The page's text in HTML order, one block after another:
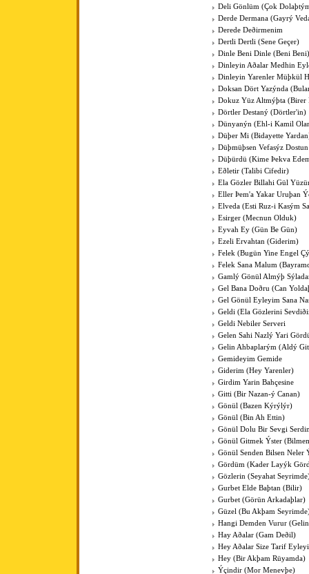
Deli Gönlüm (Çok
Derde Dermana (Gayrý
Derede Deðirmenim
Dertli Dertli (Sene Geçer)
Dinle Beni Dinle (Beni Beni)
Dinleyin Aðalar Medhin
Dinleyin Yarenler Müþkül
Doksan Dört Yazýnda
Dokuz Yüz Altmýþta (Birer
Dörtler Destaný (Dörtler'in)
Dünyanýn (Ehl-i Kamil
Düþer Mi (Bidayette
Düþmüþsen Vefasýz Dostun
Düþürdü (Kime Þekva
Eðletir (Talibi Cifedir)
Ela Gözler Billahi Gül
Eller Þem'a Yakar Uruþan
Elveda (Esti Ruz-i Kasým
Esirger (Mecnun Olduk)
Eyvah Ey (Gün Be Gün)
Ezeli Ervahtan (Giderim)
Felek (Bugün Yine Engel
Felek Sana Malum
Gamlý Gönül Almýþ
Gel Bana Doðru (Can
Gel Gönül Eyleyim Sana
Geldi (Ela Gözlerini
Geldi Nebiler Serveri
Gelen Sahi Nazlý Yari
Gelin Ahbaplarým (Aldý
Gemideyim Gemide
Giderim (Hey Yarenler)
Girdim Yarin Bahçesine
Gitti (Bir Nazan-ý Canan)
Gönül (Bazen Kýrýlýr)
Gönül (Bin Ah Ettin)
Gönül Dolu Bir Sevgi
Gönül Gitmek Ýster
Gönül Senden Bilsen Neler
Gördüm (Kader Layýk
Gözlerin (Seyahat
Gurbet Elde Baþtan (Bilir)
Gurbet (Görün Arkadaþlar)
Güzel (Bu Akþam
Hangi Demden Vurur
Hay Aðalar (Gam Deðil)
Hey Aðalar Size Tarif
Hey (Bir Akþam Rüyamda)
Ýçindir (Mor Menevþe)